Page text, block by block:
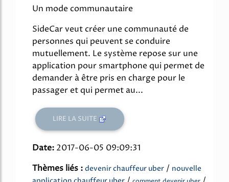
Un mode communautaire
SideCar veut créer une communauté de
personnes qui peuvent se conduire
mutuellement. Le système repose sur une
application pour smartphone qui permet de
demander à être pris en charge pour le
passager et qui permet au...
LIRE LA SUITE
Date: 2017-06-05 09:09:31
Thèmes liés : devenir chauffeur uber / nouvelle